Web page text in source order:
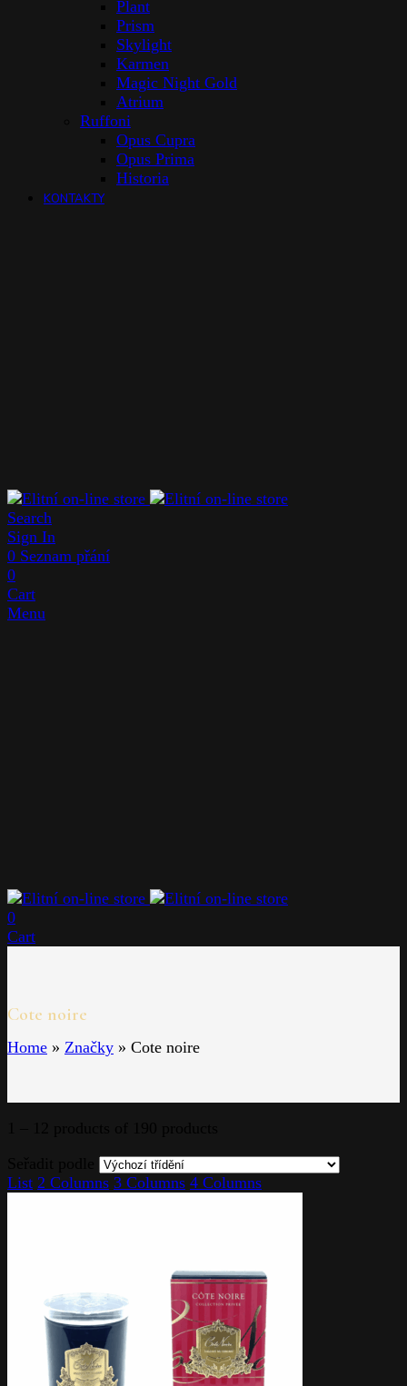
Plant
Prism
Skylight
Karmen
Magic Night Gold
Atrium
Ruffoni
Opus Cupra
Opus Prima
Historia
KONTAKTY